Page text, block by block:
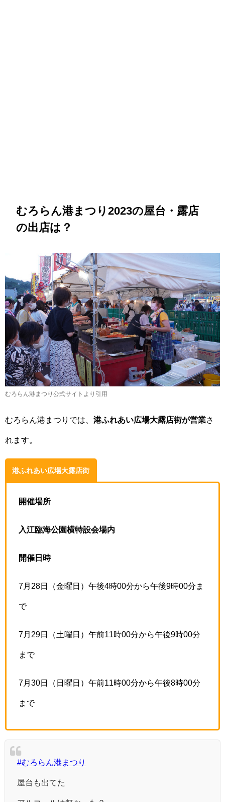
むろらん港まつり2023の屋台・露店
の出店は？
むろらん港まつり公式サイトより引用
むろらん港まつりでは、 港ふれあい広場大露店街が営業さ
れます。
港ふれあい広場大露店街
開催場所
入江臨海公園横特設会場内
開催日時
7月28日（金曜日）午後4時00分から午後9時00分ま
で
7月29日（土曜日）午前11時00分から午後9時00分
まで
7月30日（日曜日）午前11時00分から午後8時00分
まで
#むろらん港まつり
屋台も出てた